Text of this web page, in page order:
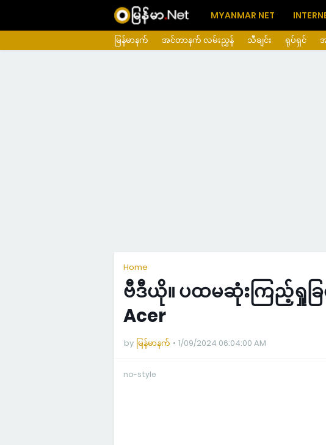
MYANMAR NET
မြန်မာနက် အင်တာနက် လမ်းညွှန် သီချင်း ရုပ်ရှင်
Home
ဗီဒီယို။ ပထမဆုံးကြည့်ရှုခြင်
Acer
by မြန်မာနက် 1/09/2024 06:04:00 AM
no-style